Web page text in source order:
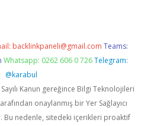
backlinkpaneli@gmail.com Teams:
Whatsapp: 0262 606 0 726 Telegram:
@karabul
Kanun gereğince Bilgi Teknolojileri
onaylanmış bir Yer Sağlayıcı
Bu nedenle, sitedeki içerikleri proaktif